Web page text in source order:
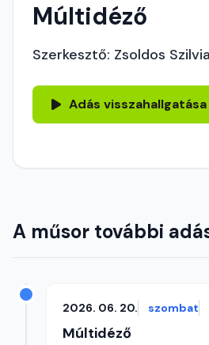
Múltidéző
Szerkesztő: Zsoldos Szilvia
Adás visszahallgatása
A műsor további
2026. 06. 20. szombat
Múltidéző